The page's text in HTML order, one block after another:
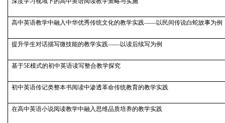
高中英语教学中融入中华优秀传统文化的教学实践——以民间传说白蛇故事为例
提升学生对话描写微技能的教学实践——以读后续写为例
基于5E模式的初中英语读写整合教学探究
初中英语传记类整本书阅读中渗透革命传统教育的教学实践
在高中英语小说阅读教学中融入思维品质培养的教学实践